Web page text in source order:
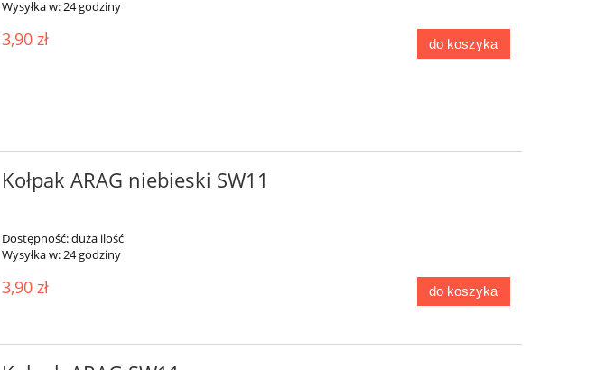
Wysyłka w:24 godziny
3,90 zł do koszyka
Kołpak ARAG niebieski SW11
Dostępność:duża ilość
Wysyłka w: 24 godziny
3,90 zł do koszyka